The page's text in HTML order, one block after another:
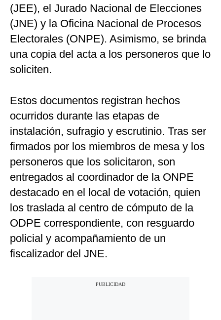
(JEE), el Jurado Nacional de Elecciones
(JNE) y la Oficina Nacional de Procesos
Electorales (ONPE). Asimismo, se brinda
una copia del acta a los personeros que lo
soliciten.
Estos documentos registran hechos
ocurridos durante las etapas de
instalación, sufragio y escrutinio. Tras ser
firmados por los miembros de mesa y los
personeros que los solicitaron, son
entregados al coordinador de la ONPE
destacado en el local de votación, quien
los traslada al centro de cómputo de la
ODPE correspondiente, con resguardo
policial y acompañamiento de un
fiscalizador del JNE.